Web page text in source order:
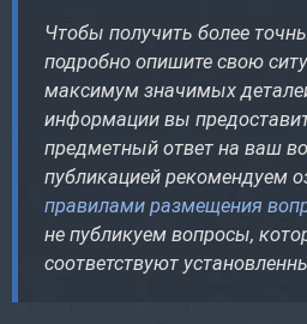
Чтобы получить более
подробно опишите свою
максимум значимых
информации вы
предметный ответ на ваш
публикацией рекомендуем
правилами размещения
не публикуем вопросы,
соответствуют